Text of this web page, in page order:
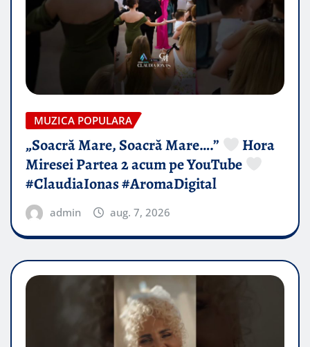
MUZICA POPULARA
„Soacră Mare, Soacră Mare….”
Hora
Miresei Partea 2 acum pe YouTube
#ClaudiaIonas #AromaDigital
admin aug. 7, 2026